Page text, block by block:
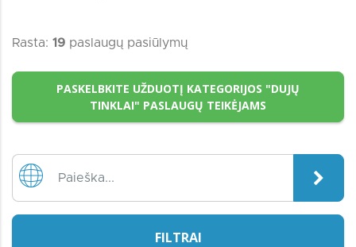
Rasta: 19 paslaugų pasiūlymų
PASKELBKITE UŽDUOTĮ KATEGORIJOS "DUJŲ
TINKLAI" PASLAUGŲ TEIKĖJAMS
FILTRAI